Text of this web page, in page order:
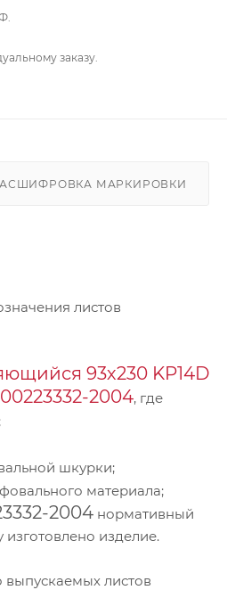
заказу.
МАРКИРОВКИ
листов
93х230 KP14D
2004, где
шкурки;
материала;
2004 нормативный
изделие.
листов